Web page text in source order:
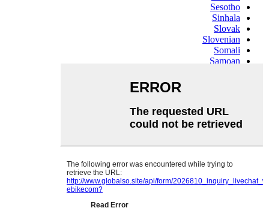
Sesotho
Sinhala
Slovak
Slovenian
Somali
Samoan
Swahili
Tajik
Telugu
Ukrainian
Urdu